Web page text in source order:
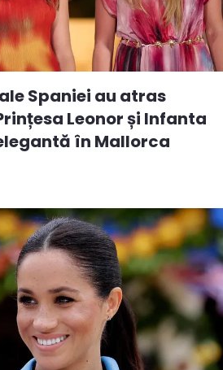
Spaniei au atras
Leonor și Infanta
în Mallorca